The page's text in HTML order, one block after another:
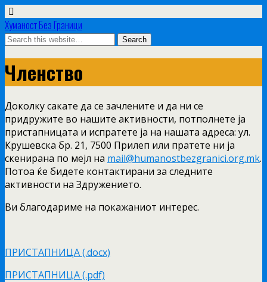
Хуманост Без Граници
Членство
Доколку сакате да се зачлените и да ни се
придружите во нашите активности, потполнете ја
пристапницата и испратете ја на нашата адреса: ул.
Крушевска бр. 21, 7500 Прилеп или пратете ни ја
скенирана по мејл на mail@humanostbezgranici.org.mk.
Потоа ќе бидете контактирани за следните
активности на Здружението.
Ви благодариме на покажаниот интерес.
ПРИСТАПНИЦA (.docx)
ПРИСТАПНИЦА (.pdf)